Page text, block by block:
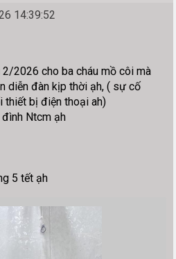
14:39:52
2026 cho ba cháu mồ côi mà
diễn đàn kịp thời ạh, ( sự cố
thiết bị điện thoại ah)
đình Ntcm ạh
5 tết ạh